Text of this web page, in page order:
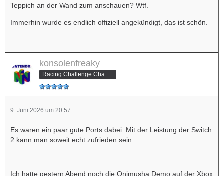
Teppich an der Wand zum anschauen? Wtf.
Immerhin wurde es endlich offiziell angekündigt, das ist schön.
konsolenfreaky
Racing Challenge Champion
9. Juni 2026 um 20:57
Es waren ein paar gute Ports dabei. Mit der Leistung der Switch
2 kann man soweit echt zufrieden sein.
Ich hatte gestern Abend noch die Onimusha Demo auf der Xbox